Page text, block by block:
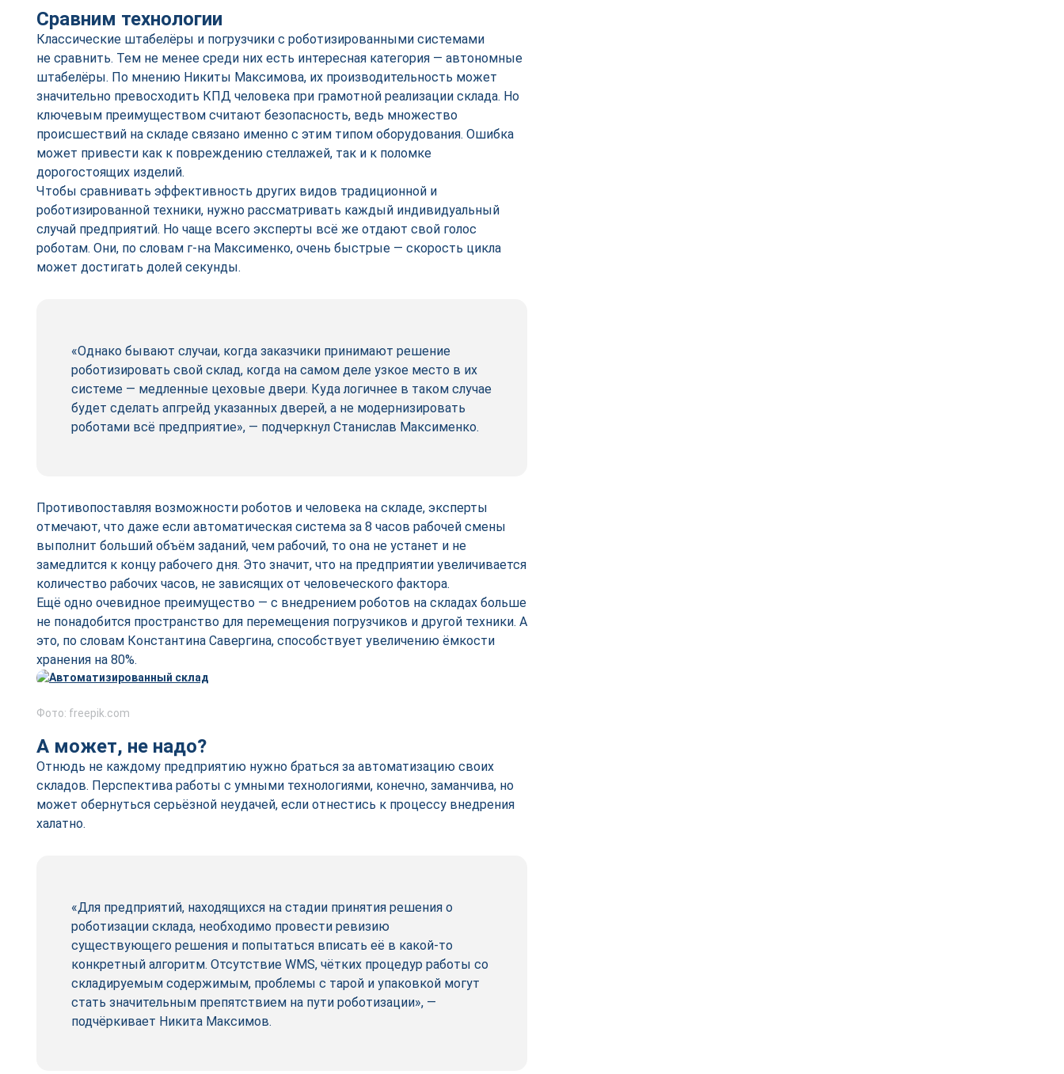
Сравним технологии
Классические штабелёры и погрузчики с роботизированными системами
не сравнить. Тем не менее среди них есть интересная категория — автономные
штабелёры. По мнению Никиты Максимова, их производительность может
значительно превосходить КПД человека при грамотной реализации склада. Но
ключевым преимуществом считают безопасность, ведь множество
происшествий на складе связано именно с этим типом оборудования. Ошибка
может привести как к повреждению стеллажей, так и к поломке
дорогостоящих изделий.
Чтобы сравнивать эффективность других видов традиционной и
роботизированной техники, нужно рассматривать каждый индивидуальный
случай предприятий. Но чаще всего эксперты всё же отдают свой голос
роботам. Они, по словам г-на Максименко, очень быстрые — скорость цикла
может достигать долей секунды.
«Однако бывают случаи, когда заказчики принимают решение
роботизировать свой склад, когда на самом деле узкое место в их
системе — медленные цеховые двери. Куда логичнее в таком случае
будет сделать апгрейд указанных дверей, а не модернизировать
роботами всё предприятие», — подчеркнул Станислав Максименко.
Противопоставляя возможности роботов и человека на складе, эксперты
отмечают, что даже если автоматическая система за 8 часов рабочей смены
выполнит больший объём заданий, чем рабочий, то она не устанет и не
замедлится к концу рабочего дня. Это значит, что на предприятии увеличивается
количество рабочих часов, не зависящих от человеческого фактора.
Ещё одно очевидное преимущество — с внедрением роботов на складах больше
не понадобится пространство для перемещения погрузчиков и другой техники. А
это, по словам Константина Савергина, способствует увеличению ёмкости
хранения на 80%.
Фото: freepik.com
А может, не надо?
Отнюдь не каждому предприятию нужно браться за автоматизацию своих
складов. Перспектива работы с умными технологиями, конечно, заманчива, но
может обернуться серьёзной неудачей, если отнестись к процессу внедрения
халатно.
«Для предприятий, находящихся на стадии принятия решения о
роботизации склада, необходимо провести ревизию
существующего решения и попытаться вписать её в какой-то
конкретный алгоритм. Отсутствие WMS, чётких процедур работы со
складируемым содержимым, проблемы с тарой и упаковкой могут
стать значительным препятствием на пути роботизации», —
подчёркивает Никита Максимов.